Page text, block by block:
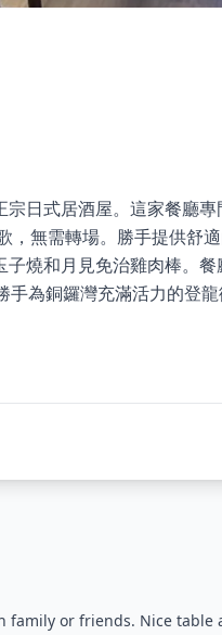
日式居酒屋。這家餐廳
無需轉場。勝手提供舒
燒和月見免治雞肉棒。
為銅鑼灣充滿活力的登龍
or friends. Nice table